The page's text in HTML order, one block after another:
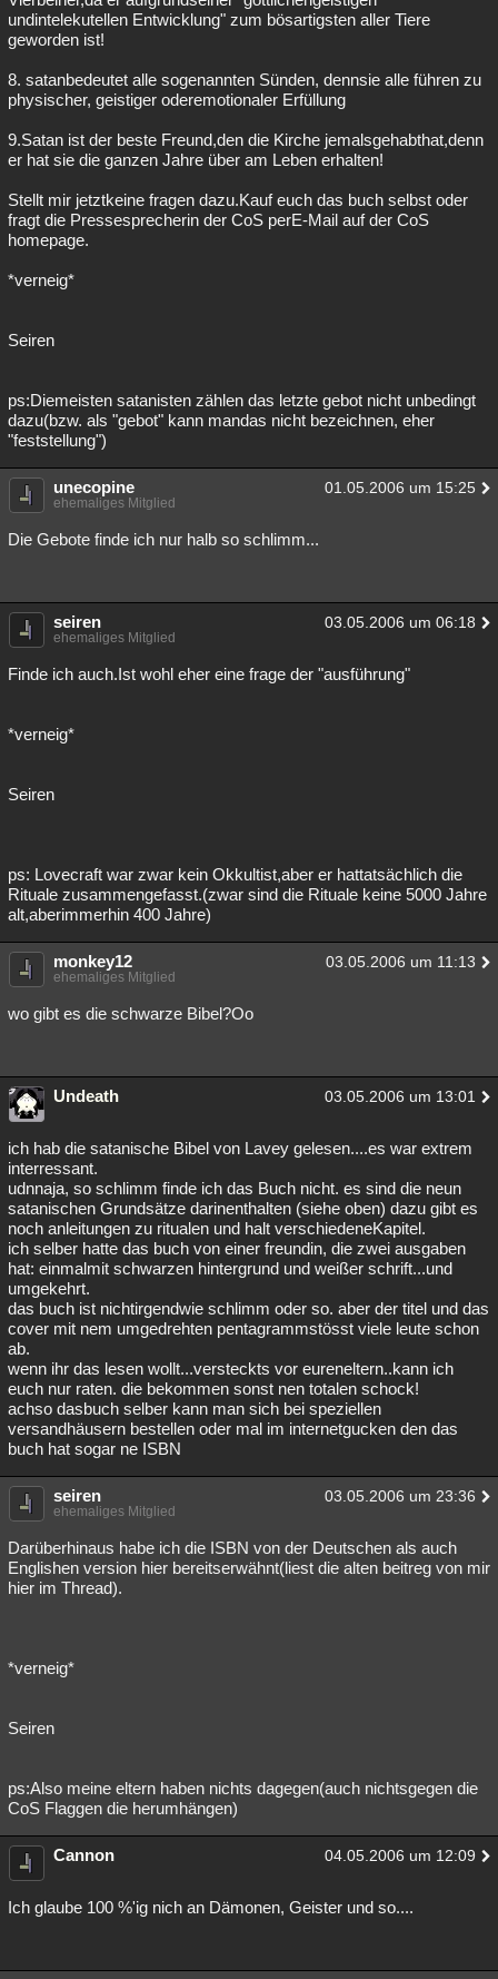
undintelekutellen Entwicklung" zum bösartigsten aller Tiere
geworden ist!
8. satanbedeutet alle sogenannten Sünden, dennsie alle führen zu
physischer, geistiger oderemotionaler Erfüllung
9.Satan ist der beste Freund,den die Kirche jemalsgehabthat,denn
er hat sie die ganzen Jahre über am Leben erhalten!
Stellt mir jetztkeine fragen dazu.Kauf euch das buch selbst oder
fragt die Pressesprecherin der CoS perE-Mail auf der CoS
homepage.
*verneig*
Seiren
ps:Diemeisten satanisten zählen das letzte gebot nicht unbedingt
dazu(bzw. als "gebot" kann mandas nicht bezeichnen, eher
"feststellung")
unecopine 01.05.2006 um 15:25
ehemaliges Mitglied
Die Gebote finde ich nur halb so schlimm...
seiren 03.05.2006 um 06:18
ehemaliges Mitglied
Finde ich auch.Ist wohl eher eine frage der "ausführung"
*verneig*
Seiren
ps: Lovecraft war zwar kein Okkultist,aber er hattatsächlich die
Rituale zusammengefasst.(zwar sind die Rituale keine 5000 Jahre
alt,aberimmerhin 400 Jahre)
monkey12 03.05.2006 um 11:13
ehemaliges Mitglied
wo gibt es die schwarze Bibel?Oo
Undeath 03.05.2006 um 13:01
ich hab die satanische Bibel von Lavey gelesen....es war extrem
interressant.
udnnaja, so schlimm finde ich das Buch nicht. es sind die neun
satanischen Grundsätze darinenthalten (siehe oben) dazu gibt es
noch anleitungen zu ritualen und halt verschiedeneKapitel.
ich selber hatte das buch von einer freundin, die zwei ausgaben
hat: einmalmit schwarzen hintergrund und weißer schrift...und
umgekehrt.
das buch ist nichtirgendwie schlimm oder so. aber der titel und das
cover mit nem umgedrehten pentagrammstösst viele leute schon
ab.
wenn ihr das lesen wollt...versteckts vor eureneltern..kann ich
euch nur raten. die bekommen sonst nen totalen schock!
achso dasbuch selber kann man sich bei speziellen
versandhäusern bestellen oder mal im internetgucken den das
buch hat sogar ne ISBN
seiren 03.05.2006 um 23:36
ehemaliges Mitglied
Darüberhinaus habe ich die ISBN von der Deutschen als auch
Englishen version hier bereitserwähnt(liest die alten beitreg von mir
hier im Thread).
*verneig*
Seiren
ps:Also meine eltern haben nichts dagegen(auch nichtsgegen die
CoS Flaggen die herumhängen)
Cannon 04.05.2006 um 12:09
Ich glaube 100 %'ig nich an Dämonen, Geister und so....